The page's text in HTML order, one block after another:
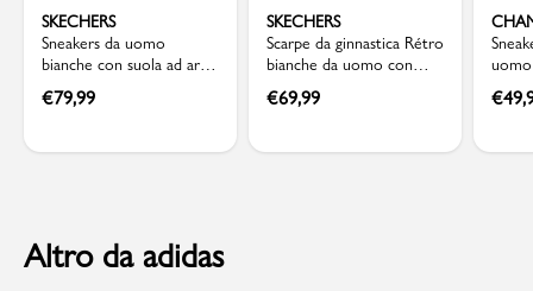
SKECHERS
Sneakers da uomo
bianche con suola ad aria
Skechers Uno
€79,99
SKECHERS
Scarpe da ginnastica Rétro
bianche da uomo con
soletta Memory Foam
Skechers Oak Canyon
€69,99 €
Altro da adidas